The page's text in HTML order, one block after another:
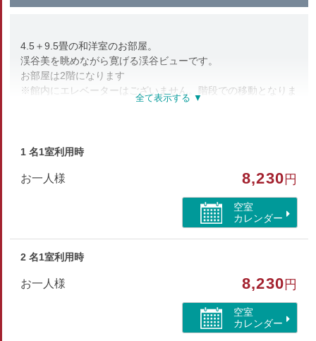
4.5＋9.5畳の和洋室のお部屋。
渓谷美を眺めながら寛げる渓谷ビューです。
お部屋は2階になります
※館内にエレベーターはございません。階段での移動となりま
部屋種別
和洋室
トイレ/喫煙/洗浄機付トイレ/川が見える/山が見える
1 名1室利用時
お一人様 8,230 円
空室
カレンダー
2 名1室利用時
お一人様 8,230 円
空室
カレンダー